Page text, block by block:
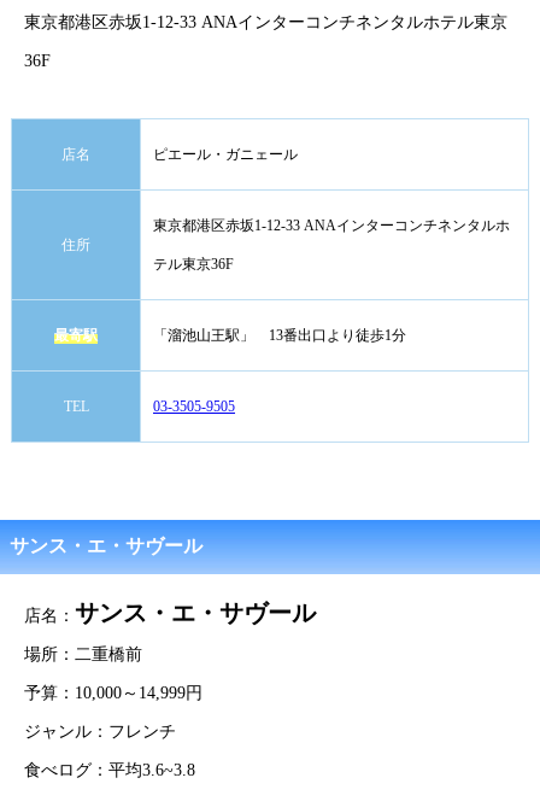
東京都港区赤坂1-12-33 ANAインターコンチネンタルホテル東京
36F
店名 ピエール・ガニェール
住所
東京都港区赤坂1-12-33 ANAインターコンチネンタルホ
テル東京36F
最寄駅 「溜池山王駅」 13番出口より徒歩1分
TEL 03-3505-9505
サンス・エ・サヴール
店名： サンス・エ・サヴール
場所：二重橋前
予算：10,000～14,999円
ジャンル：フレンチ
食べログ：平均3.6~3.8